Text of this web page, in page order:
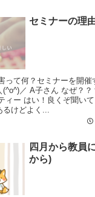
セミナーの理
って何？セミナーを開催
(^o^)／ A子さん なぜ？
ィー はい！良くぞ聞い
るけどよく...
四月から教員
から)